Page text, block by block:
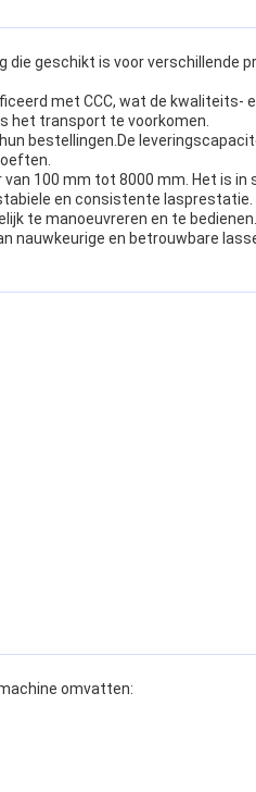
die geschikt is voor
met CCC, wat de
het transport te voorkomen.
bestellingen.De
100 mm tot 8000 mm. Het is
en consistente lasprestatie.
te manoeuvreren en te
nauwkeurige en betrouwbare
omvatten: